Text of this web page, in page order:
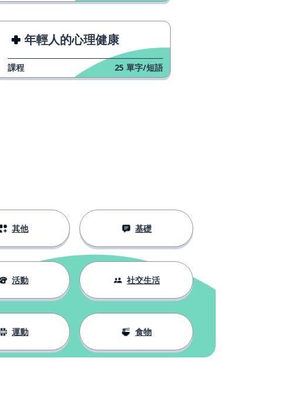
年輕人的心理健康
課程 25 單字/短語
其他 基礎
活動 社交生活
運動 食物